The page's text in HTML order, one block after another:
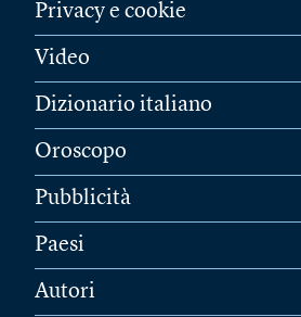
Privacy e cookie
Video
Dizionario italiano
Oroscopo
Pubblicità
Paesi
Autori